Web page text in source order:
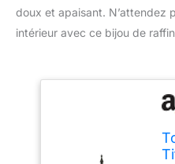
doux et apaisant. N’attendez
intérieur avec ce bijou de